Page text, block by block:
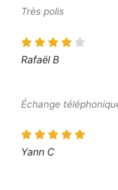
Très polis
Rafaël B
Échange
Yann C